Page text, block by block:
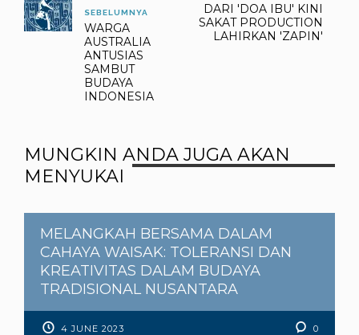
SEBELUMNYA
WARGA
AUSTRALIA
ANTUSIAS
SAMBUT
BUDAYA
INDONESIA
DARI 'DOA IBU' KINI
SAKAT PRODUCTION
LAHIRKAN 'ZAPIN'
MUNGKIN ANDA JUGA AKAN
MENYUKAI
MELANGKAH BERSAMA DALAM
CAHAYA WAISAK: TOLERANSI DAN
KREATIVITAS DALAM BUDAYA
TRADISIONAL NUSANTARA
4 JUNE 2023 0